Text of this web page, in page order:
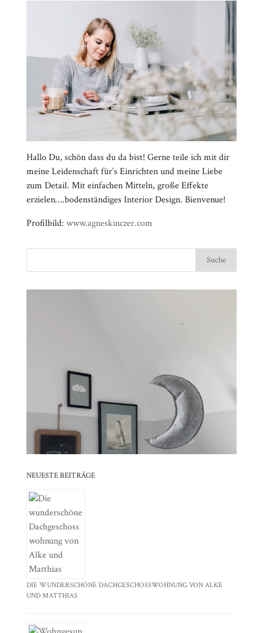
Hallo Du, schön dass du da bist! Gerne teile ich mit dir
meine Leidenschaft für’s Einrichten und meine Liebe
zum Detail. Mit einfachen Mitteln, große Effekte
erzielen….bodenständiges Interior Design. Bienvenue!
Profilbild: www.agneskinczer.com
⠀⠀⠀⠀⠀⠀⠀⠀⠀⠀⠀⠀⠀⠀⠀⠀⠀⠀⠀⠀⠀⠀⠀⠀⠀⠀⠀⠀⠀
⠀⠀⠀⠀⠀⠀⠀⠀⠀⠀⠀⠀⠀⠀⠀⠀⠀⠀⠀⠀⠀⠀
⠀⠀⠀⠀⠀⠀⠀⠀⠀⠀⠀⠀⠀⠀⠀⠀⠀⠀⠀⠀⠀⠀⠀⠀⠀⠀⠀⠀⠀
⠀⠀⠀⠀⠀⠀⠀⠀⠀⠀⠀⠀⠀⠀⠀⠀⠀⠀⠀⠀⠀⠀
NEUESTE BEITRÄGE
DIE WUNDERSCHÖNE DACHGESCHOSSWOHNUNG VON ALKE
UND MATTHIAS